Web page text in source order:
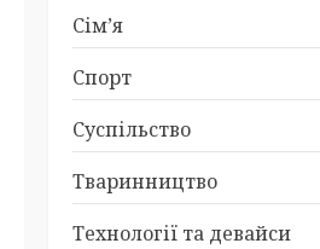
Сім’я
Спорт
Суспільство
Тваринництво
Технології та девайси